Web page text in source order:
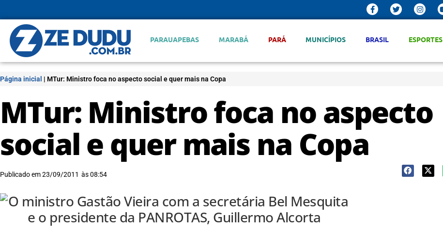
PARAUAPEBAS MARABÁ PARÁ MUNICÍPIOS BRASIL ESPORTES
Página inicial | MTur: Ministro foca no aspecto social e quer mais na Copa
MTur: Ministro foca no aspecto
social e quer mais na Copa
Publicado em23/09/2011 às08:54